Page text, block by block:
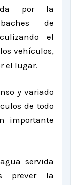
por la
de
el
vehículos,
el lugar.
y variado
de todo
importante
servida
prever la